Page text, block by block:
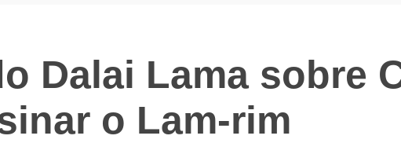
Dalai Lama sobre
o Lam-rim